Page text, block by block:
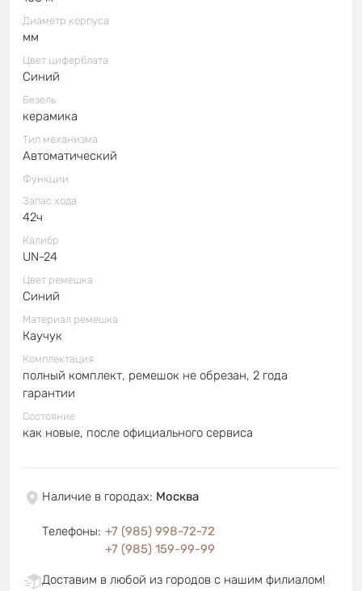
Диаметр корпуса
мм
Цвет циферблата
Синий
Безель
керамика
Тип механизма
Автоматический
Функции
Запас хода
42ч
Калибр
UN-24
Цвет ремешка
Синий
Материал ремешка
Каучук
Комплектация
полный комплект, ремешок не обрезан, 2 года
гарантии
Состояние
как новые, после официального сервиса
Наличие в городах: Москва
Телефоны: +7 (985) 998-72-72
+7 (985) 159-99-99
Доставим в любой из городов с нашим филиалом!